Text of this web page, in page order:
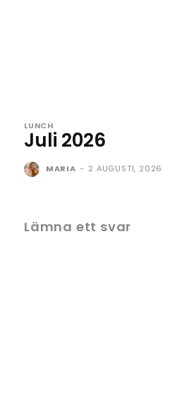
LUNCH
Juli 2026
MARIA - 2 AUGUSTI, 2026
Lämna ett svar